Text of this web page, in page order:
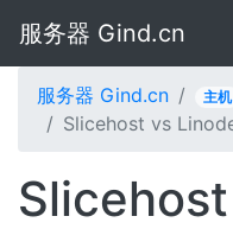
服务器 Gind.cn
服务器 Gind.cn 主机
Slicehost vs